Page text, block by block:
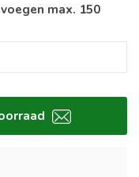
max. 150